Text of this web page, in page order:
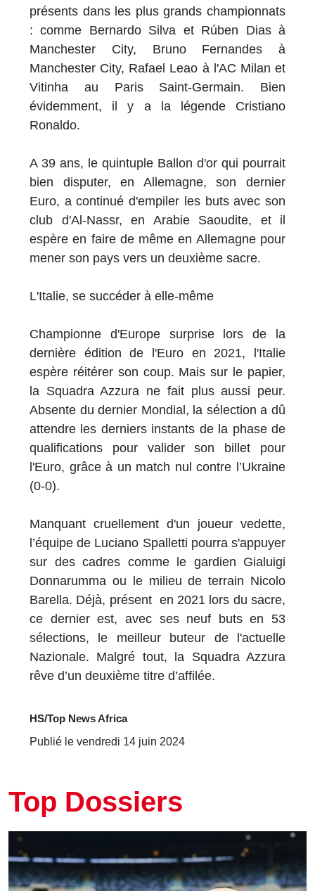
présents dans les plus grands championnats
: comme Bernardo Silva et Rúben Dias à
Manchester City, Bruno Fernandes à
Manchester City, Rafael Leao à l'AC Milan et
Vitinha au Paris Saint-Germain. Bien
évidemment, il y a la légende Cristiano
Ronaldo.
A 39 ans, le quintuple Ballon d'or qui pourrait
bien disputer, en Allemagne, son dernier
Euro, a continué d'empiler les buts avec son
club d'Al-Nassr, en Arabie Saoudite, et il
espère en faire de même en Allemagne pour
mener son pays vers un deuxième sacre.
L'Italie, se succéder à elle-même
Championne d'Europe surprise lors de la
dernière édition de l'Euro en 2021, l'Italie
espère réitérer son coup. Mais sur le papier,
la Squadra Azzura ne fait plus aussi peur.
Absente du dernier Mondial, la sélection a dû
attendre les derniers instants de la phase de
qualifications pour valider son billet pour
l'Euro, grâce à un match nul contre l’Ukraine
(0-0).
Manquant cruellement d'un joueur vedette,
l’équipe de Luciano Spalletti pourra s'appuyer
sur des cadres comme le gardien Gialuigi
Donnarumma ou le milieu de terrain Nicolo
Barella. Déjà, présent en 2021 lors du sacre,
ce dernier est, avec ses neuf buts en 53
sélections, le meilleur buteur de l'actuelle
Nazionale. Malgré tout, la Squadra Azzura
rêve d’un deuxième titre d’affilée.
HS/Top News Africa
Publié le vendredi 14 juin 2024
Top Dossiers